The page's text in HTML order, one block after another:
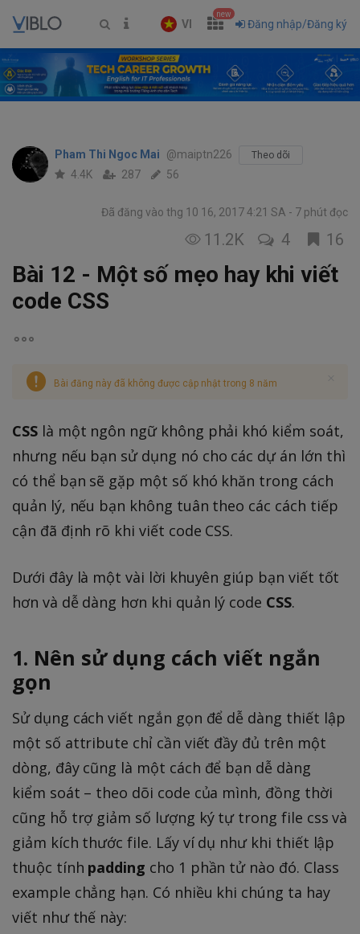
VI
new
Đăng nhập/Đăng ký
Pham Thi Ngoc Mai @maiptn226 Theo dõi
4.4K 287 56
Đã đăng vào thg 10 16, 2017 4:21 SA 7 phút đọc
11.2K 4 16
Bài 12 - Một số mẹo hay khi viết
code CSS
Bài đăng này đã không được cập nhật trong 8 năm
CSSlà một ngôn ngữ không phải khó kiểm soát,
nhưng nếu bạn sử dụng nó cho các dự án lớn thì
có thể bạn sẽ gặp một số khó khăn trong cách
quản lý, nếu bạn không tuân theo các cách tiếp
cận đã định rõ khi viết code CSS.
Dưới đây là một vài lời khuyên giúp bạn viết tốt
hơn và dễ dàng hơn khi quản lý code CSS.
1. Nên sử dụng cách viết ngắn
gọn
Sử dụng cách viết ngắn gọn để dễ dàng thiết lập
một số attribute chỉ cần viết đầy đủ trên một
dòng, đây cũng là một cách để bạn dễ dàng
kiểm soát – theo dõi code của mình, đồng thời
cũng hỗ trợ giảm số lượng ký tự trong file css và
giảm kích thước file. Lấy ví dụ như khi thiết lập
thuộc tính padding cho 1 phần tử nào đó. Class
example chẳng hạn. Có nhiều khi chúng ta hay
viết như thế này: